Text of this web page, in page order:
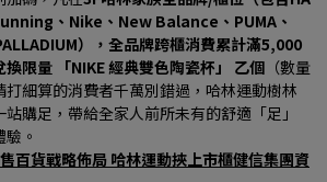
、Nike、New Balance、PUMA、
），全品牌跨櫃消費累計滿5,000
限量 「NIKE 經典雙色陶瓷杯」 乙個 （數量
細算的消費者千萬別錯過，哈林運動樹林
購足，帶給全家人前所未有的舒適「足」
。
百貨戰略佈局 哈林運動挾上市櫃健信集團資